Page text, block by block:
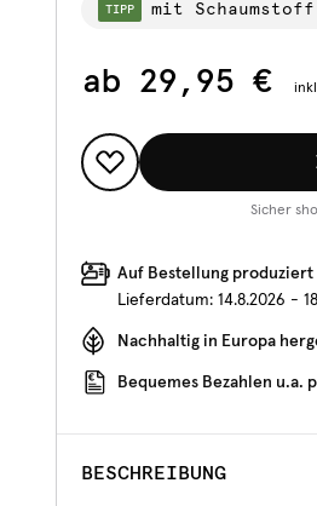
TIPP mit Schaumstoff
ab 29,95 €
Sicher
Auf Bestellung produziert
Lieferdatum: 14.8.2026 -
Nachhaltig in Europa
Bequemes Bezahlen u.a.
BESCHREIBUNG